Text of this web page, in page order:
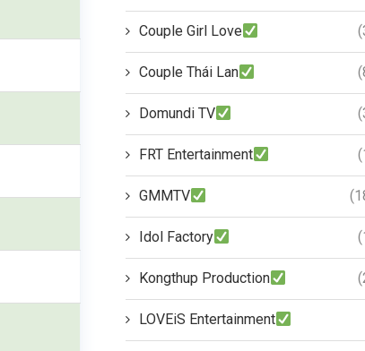
Couple Girl Love
Couple Thái Lan
Domundi TV
FRT Entertainment
GMMTV
Idol Factory
Kongthup Production
LOVEiS Entertainment